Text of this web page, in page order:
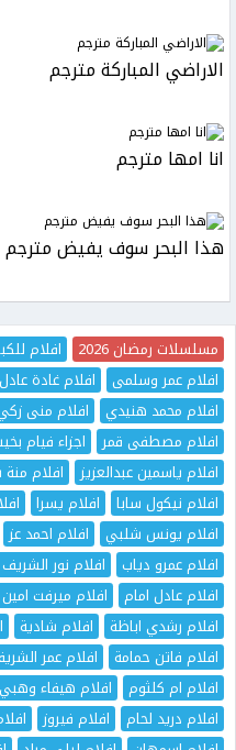
الاراضي المباركة مترجم
انا امها مترجم
هذا البحر سوف يفيض مترجم
مسلسلات رمضان 2026 افلام
افلام عمر وسلمى
افلام غادة عادل
افلام محمد هنيدي
افلام منى
افلام مصطفى قمر
اجزاء فيام
افلام ياسمين عبدالعزيز
افلام
افلام نيكول سابا
افلام يسرا
افلام يونس شلبي
افلام احمد عز
افلام عمرو دياب
افلام نور الشريف
افلام عادل امام
افلام ميرفت امين
افلام رشدي اباظة
افلام شادية
افلام فاتن حمامة
افلام عمر
افلام ام كلثوم
افلام هيفاء وهبي
افلام دريد لحام
افلام فيروز